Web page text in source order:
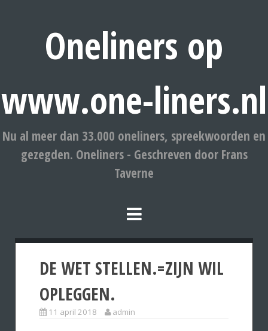
Oneliners op
www.one-liners.nl
Nu al meer dan 33.000 oneliners, spreekwoorden en
gezegden. Oneliners - Geschreven door Frans
Taverne
DE WET STELLEN.=ZIJN WIL
OPLEGGEN.
11 april 2018 admin